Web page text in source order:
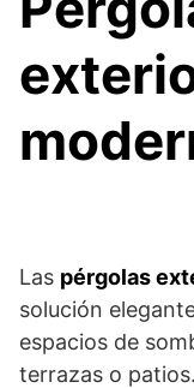
Las pérgolas
solución
espacios de
terrazas o